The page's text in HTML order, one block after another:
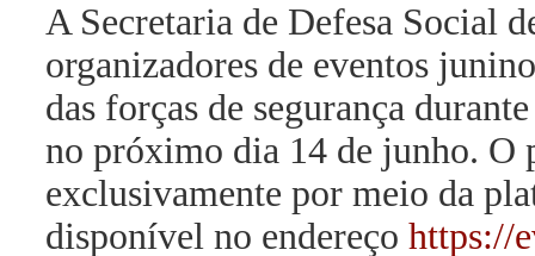
A Secretaria de Defesa Social
organizadores de eventos
das forças de segurança
no próximo dia 14 de junho. O
exclusivamente por meio da
disponível no endereço https://